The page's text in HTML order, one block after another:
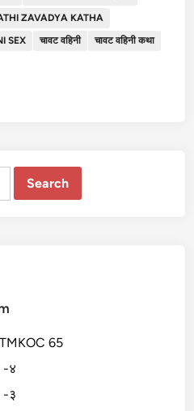
ZAVADYA KATHA
SEX चावट वहिनी
चावट वहिनी कथा
TMKOC 65
-४
-३